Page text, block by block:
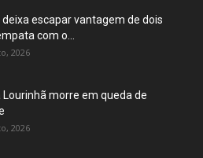
escapar vantagem de dois
com o...
2026
Lourinhã morre em queda de
2026